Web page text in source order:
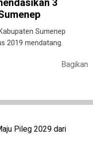
Pileg 2029 dari
Sumenep
2019 mendatang.
Bagikan